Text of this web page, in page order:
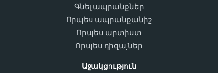
Գնել ապրանքներ
Որպես ապրանքանիշ
Որպես արտիստ
Որպես դիզայներ
Աջակցություն